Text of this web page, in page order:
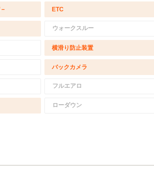
ETC
ウォークスルー
横滑り防止装置
バックカメラ
フルエアロ
ローダウン